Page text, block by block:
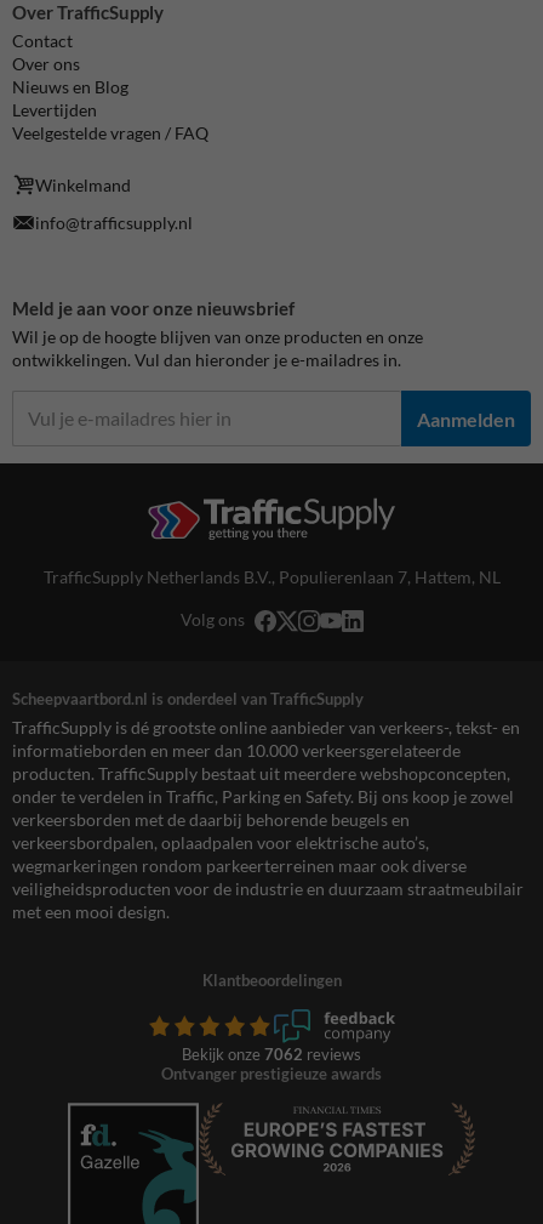
Over TrafficSupply
Contact
Over ons
Nieuws en Blog
Levertijden
Veelgestelde vragen / FAQ
Winkelmand
info@trafficsupply.nl
Meld je aan voor onze nieuwsbrief
Wil je op de hoogte blijven van onze producten en onze
ontwikkelingen. Vul dan hieronder je e-mailadres in.
Aanmelden
TrafficSupply Netherlands B.V., Populierenlaan 7, Hattem, NL
Volg ons
Scheepvaartbord.nl is onderdeel van TrafficSupply
TrafficSupply is dé grootste online aanbieder van verkeers-, tekst- en
informatieborden en meer dan 10.000 verkeersgerelateerde
producten. TrafficSupply bestaat uit meerdere webshopconcepten,
onder te verdelen in Traffic, Parking en Safety. Bij ons koop je zowel
verkeersborden met de daarbij behorende beugels en
verkeersbordpalen, oplaadpalen voor elektrische auto’s,
wegmarkeringen rondom parkeerterreinen maar ook diverse
veiligheidsproducten voor de industrie en duurzaam straatmeubilair
met een mooi design.
Klantbeoordelingen
Bekijk onze 7062 reviews
Ontvanger prestigieuze awards